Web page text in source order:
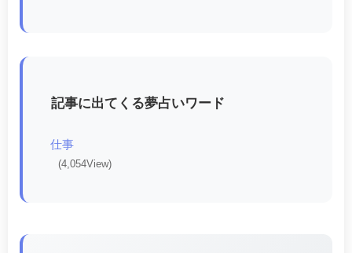
記事に出てくる夢占いワード
仕事
(4,054View)